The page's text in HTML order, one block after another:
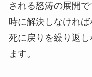
される怒涛の展開
時に解決しなければ
死に戻りを繰り返
ます。